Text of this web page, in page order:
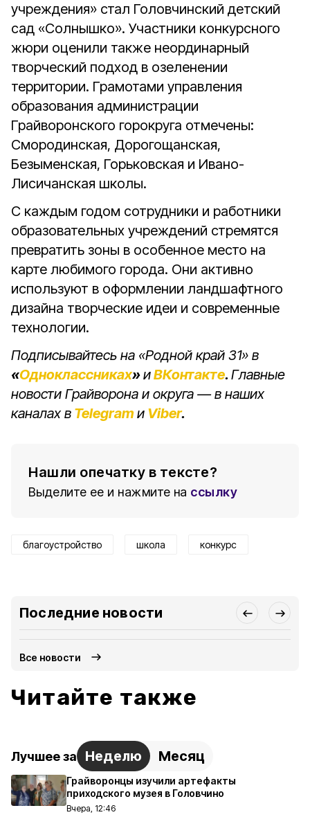
учреждения» стал Головчинский детский
сад «Солнышко». Участники конкурсного
жюри оценили также неординарный
творческий подход в озеленении
территории. Грамотами управления
образования администрации
Грайворонского горокруга отмечены:
Смородинская, Дорогощанская,
Безыменская, Горьковская и Ивано-
Лисичанская школы.
С каждым годом сотрудники и работники
образовательных учреждений стремятся
превратить зоны в особенное место на
карте любимого города. Они активно
используют в оформлении ландшафтного
дизайна творческие идеи и современные
технологии.
Подписывайтесь на «Родной край 31» в
«Одноклассниках»иВКонтакте. Главные
новости Грайворона и округа — в наших
каналах в Telegram и Viber.
Нашли опечатку в тексте?
Выделите ее и нажмите на ссылку
благоустройство школа конкурс
Последние новости
Все новости
Читайте также
Лучшее за Неделю Месяц
Грайворонцы изучили артефакты
приходского музея в Головчино
Вчера, 12:46